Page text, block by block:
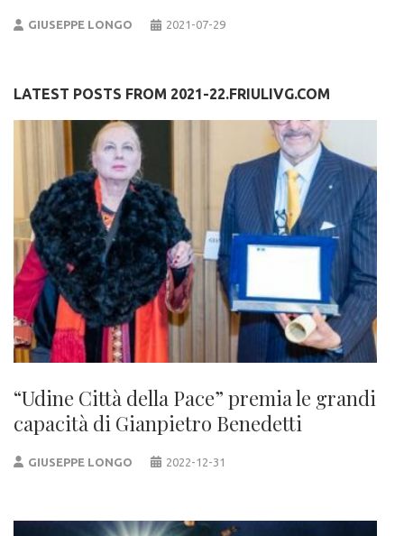
GIUSEPPE LONGO 2021-07-29
LATEST POSTS FROM 2021-22.FRIULIVG.COM
“Udine Città della Pace” premia le grandi
capacità di Gianpietro Benedetti
GIUSEPPE LONGO 2022-12-31